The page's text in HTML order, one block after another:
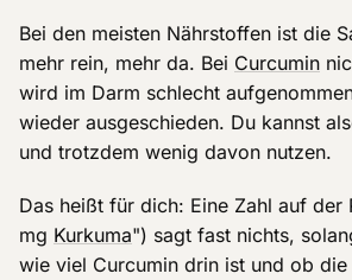
Bei den meisten Nährstoffen ist die
mehr rein, mehr da. Bei Curcumin
wird im Darm schlecht
wieder ausgeschieden. Du kannst
und trotzdem wenig davon nutzen.
Das heißt für dich: Eine Zahl auf der
mg Kurkuma") sagt fast nichts,
wie viel Curcumin drin ist und ob die